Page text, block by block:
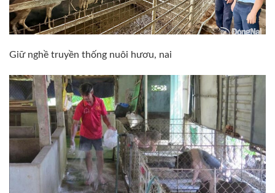
Giữ nghề truyền thống nuôi hươu, nai